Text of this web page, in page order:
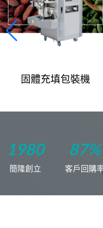
固體充填包裝機
1975
簡隆創立
100%
客戶回購